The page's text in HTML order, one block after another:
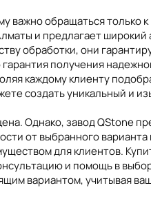
Роскошный внешний
выбор оникса,
упускайте
и стилем.
важно обращаться
и предлагает
обработки, они
получения
каждому клиенту
создать уникальный и
Однако, завод QStone
от выбранного
для клиентов.
и помощь в
вариантом, учитывая